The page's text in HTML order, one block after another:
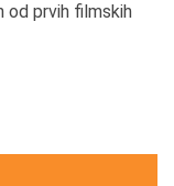
od prvih filmskih